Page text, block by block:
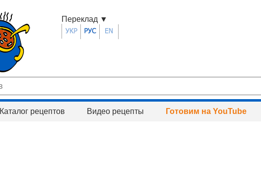
Переклад ▼
Каталог рецептов Видео рецепты Готовим на YouTube